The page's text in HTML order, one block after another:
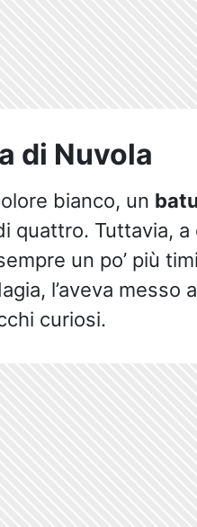
di Nuvola
bianco, un
quattro. Tuttavia,
un po’ più
l’aveva messo
curiosi.